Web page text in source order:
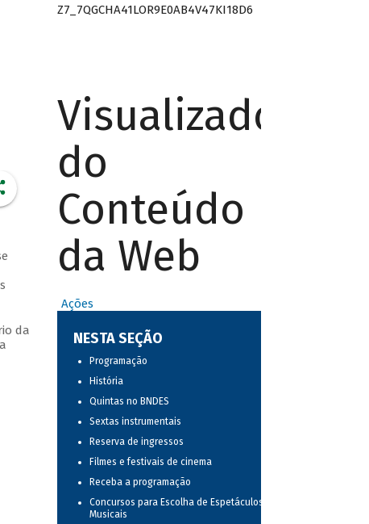
da
Z7_7QGCHA41LOR9E0AB4V47KI18D6
Visualizador
do
Conteúdo
da Web
Ações
NESTA SEÇÃO
Programação
História
Quintas no BNDES
Sextas instrumentais
Reserva de ingressos
Filmes e festivais de cinema
Receba a programação
Concursos para Escolha de Espetáculos
Musicais